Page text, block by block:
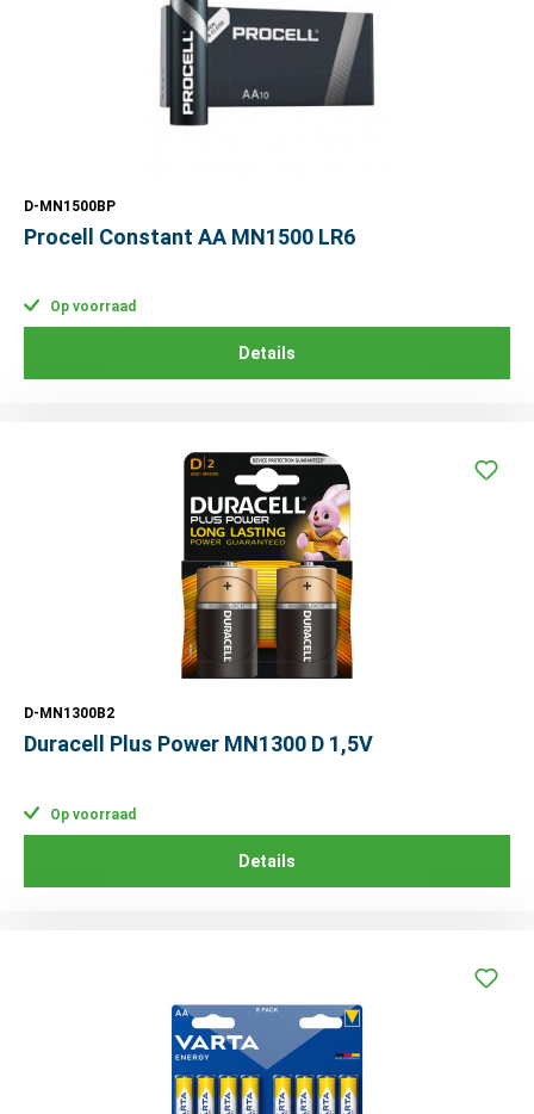
D-MN1500BP
Procell Constant AA MN1500 LR6
Op voorraad
Details
D-MN1300B2
Duracell Plus Power MN1300 D 1,5V
Op voorraad
Details